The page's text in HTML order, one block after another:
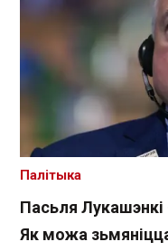
Пасьля
Як можа
Палітыка